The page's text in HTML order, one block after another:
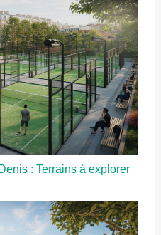
: Terrains à explorer